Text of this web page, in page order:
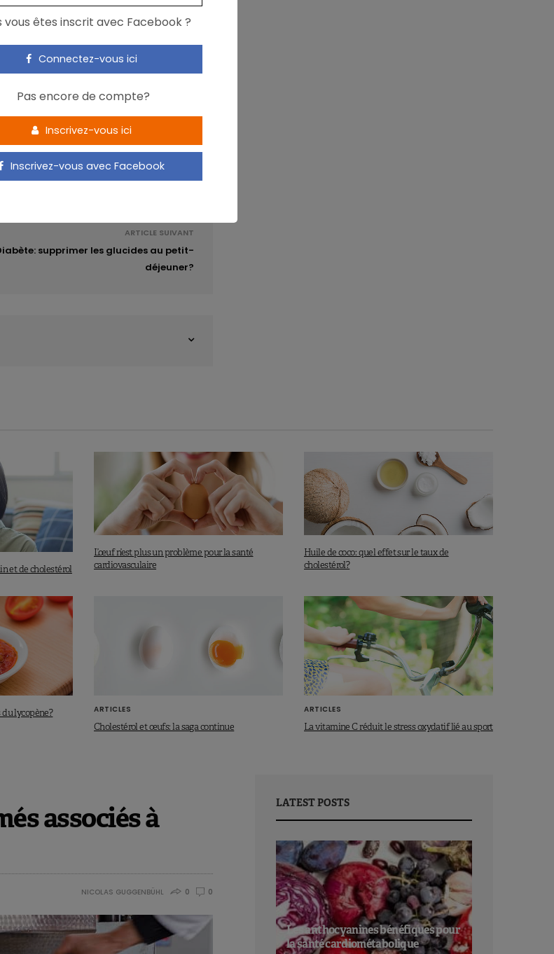
Expert - Karott'
ARTICLE SUIVANT
supprimer les glucides au petit-
déjeuner?
et de cholestérol
L’œuf n’est plus un problème pour la santé
cardiovasculaire
Huile de coco: quel effet sur le taux de
cholestérol?
du lycopène? ARTICLES
Cholestérol et œufs: la saga continue
ARTICLES
La vitamine C réduit le stress oxydatif lié au sport
associés à
NICOLAS GUGGENBÜHL 0 0
LATEST POSTS
Les anthocyanines bénéfiques pour
la santé cardiométabolique
vous êtes inscrit avec Facebook ?
Connectez-vous ici
Pas encore de compte?
Inscrivez-vous ici
Inscrivez-vous avec Facebook